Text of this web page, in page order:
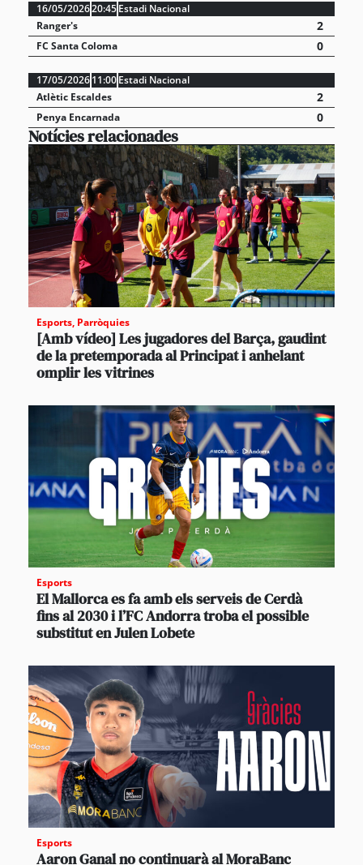
16/05/202620:45Estadi Nacional
Ranger's
2
FC Santa Coloma 0
17/05/202611:00Estadi Nacional
Atlètic Escaldes
2
Penya Encarnada 0
Notícies relacionades
Esports, Parròquies
[Amb vídeo] Les jugadores del Barça, gaudint
de la pretemporada al Principat i anhelant
omplir les vitrines
Esports
El Mallorca es fa amb els serveis de Cerdà
fins al 2030 i l’FC Andorra troba el possible
substitut en Julen Lobete
Esports
Aaron Ganal no continuarà al MoraBanc